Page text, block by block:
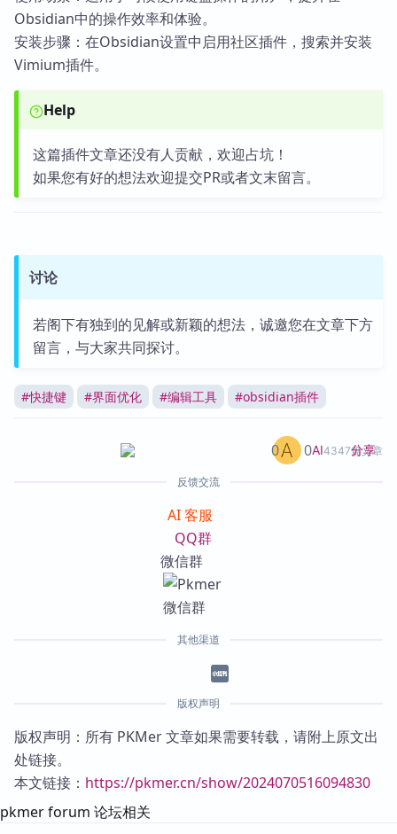
Obsidian中的操作效率和体验。
安装步骤：在Obsidian设置中启用社区插件，搜索并安装
Vimium插件。
Help
这篇插件文章还没有人贡献，欢迎占坑！
如果您有好的想法欢迎提交PR或者文末留言。
讨论
若阁下有独到的见解或新颖的想法，诚邀您在文章下方
留言，与大家共同探讨。
#快捷键 #界面优化 #编辑工具 #obsidian插件
AI4347篇文章
0 0 分享
反馈交流
AI 客服
QQ群
微信群
其他渠道
版权声明
版权声明：所有 PKMer 文章如果需要转载，请附上原文出
处链接。
本文链接： https://pkmer.cn/show/2024070516094830
pkmer forum 论坛相关